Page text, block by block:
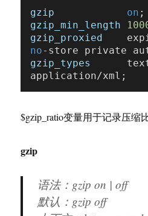
gzip on
gzip_min_length
gzip_proxied
no
gzip_types
$gzip_ratio变量用于记录压缩比
gzip
语法：gzip on | off
默认：gzip off